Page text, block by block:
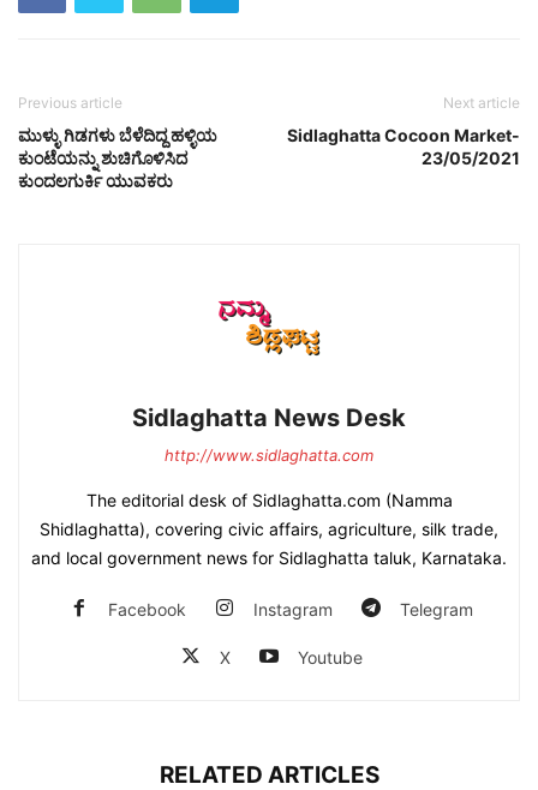
Previous article
ಮುಳ್ಳು ಗಿಡಗಳು ಬೆಳೆದಿದ್ದ ಹಳ್ಳಿಯ
ಕುಂಟೆಯನ್ನು ಶುಚಿಗೊಳಿಸಿದ
ಕುಂದಲಗುರ್ಕಿ ಯುವಕರು
Next article
Sidlaghatta Cocoon Market-
23/05/2021
Sidlaghatta News Desk
http://www.sidlaghatta.com
The editorial desk of Sidlaghatta.com (Namma
Shidlaghatta), covering civic affairs, agriculture, silk trade,
and local government news for Sidlaghatta taluk, Karnataka.
Facebook Instagram Telegram
X Youtube
RELATED ARTICLES